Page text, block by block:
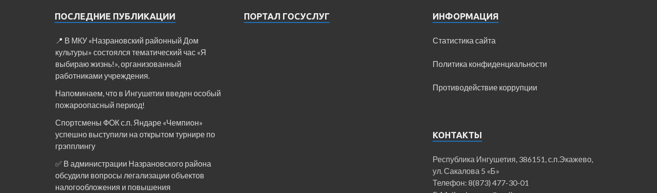
ПОСЛЕДНИЕ ПУБЛИКАЦИИ
📍 В МКУ «Назрановский районный Дом
культуры» состоялся тематический час «Я
выбираю жизнь!», организованный
работниками учреждения.
Напоминаем, что в Ингушетии введен особый
пожароопасный период!⁣⁣⠀
Спортсмены ФОК с.п. Яндаре «Чемпион»
успешно выступили на открытом турнире по
грэпплингу
✅ В администрации Назрановского района
обсудили вопросы легализации объектов
налогообложения и повышения
ПОРТАЛ ГОСУСЛУГ ИНФОРМАЦИЯ
Статистика сайта
Политика конфиденциальности
Противодействие коррупции
КОНТАКТЫ
Республика Ингушетия, 386151, с.п.Экажево,
ул. Сакалова 5 «Б»
Телефон: 8(873) 477-30-01